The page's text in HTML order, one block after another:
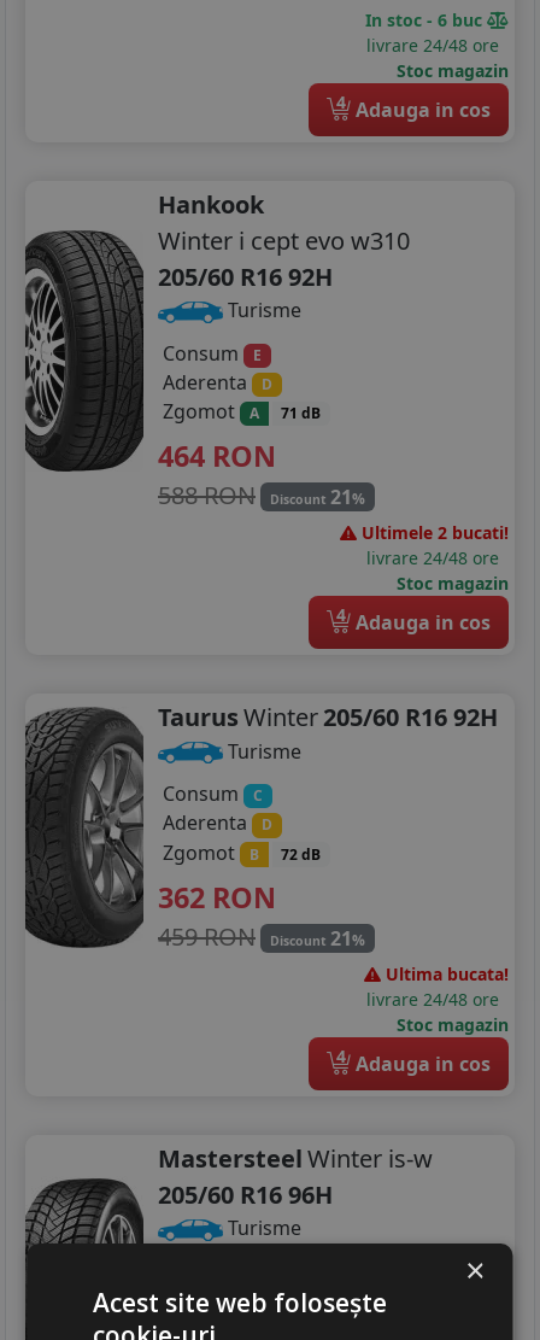
In stoc - 6 buc
livrare 24/48 ore
Stoc magazin
4 Adauga in cos
Hankook
Winter i cept evo w310
205/60 R16 92H
Turisme
Consum
E
Aderenta D
Zgomot A 71 dB
464 RON
588 RON Discount 21%
Ultimele 2 bucati!
livrare 24/48 ore
Stoc magazin
4 Adauga in cos
TaurusWinter205/60 R16 92H
Turisme
Consum
C
Aderenta D
Zgomot B 72 dB
362 RON
459 RON Discount 21%
Ultima bucata!
livrare 24/48 ore
Stoc magazin
4 Adauga in cos
MastersteelWinter is-w
205/60 R16 96H
Turisme
Aderenta C
Zgomot
×
Acest site web folosește